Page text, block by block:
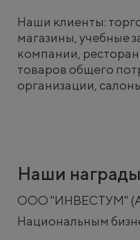
Наши клиенты:
магазины, учебные
компании,
товаров общего
организации,
Наши награды
ООО "ИНВЕСТУМ"
Национальным